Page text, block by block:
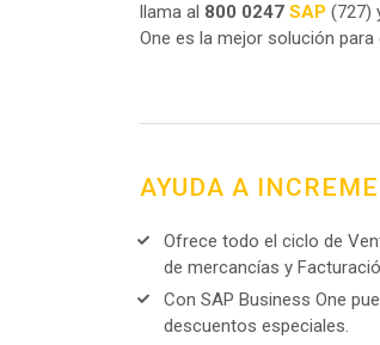
llama al 800 0247 SAP (727)
One es la mejor solución
AYUDA A
Ofrece todo el ciclo de
de mercancías y
Con SAP Business One
descuentos especiales.